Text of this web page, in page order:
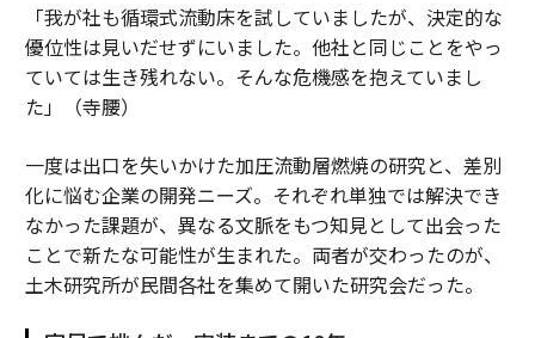
「我が社も循環式流動床を試していましたが、決定的な
優位性は見いだせずにいました。他社と同じことをやっ
ていては生き残れない。そんな危機感を抱えていまし
た」（寺腰）
一度は出口を失いかけた加圧流動層燃焼の研究と、差別
化に悩む企業の開発ニーズ。それぞれ単独では解決でき
なかった課題が、異なる文脈をもつ知見として出会った
ことで新たな可能性が生まれた。両者が交わったのが、
土木研究所が民間各社を集めて開いた研究会だった。